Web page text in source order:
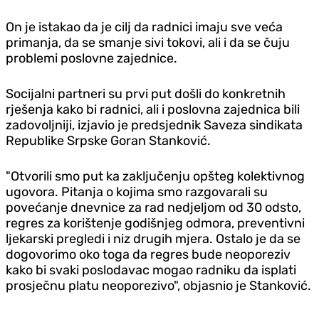
On je istakao da je cilj da radnici imaju sve veća
primanja, da se smanje sivi tokovi, ali i da se čuju
problemi poslovne zajednice.
Socijalni partneri su prvi put došli do konkretnih
rješenja kako bi radnici, ali i poslovna zajednica bili
zadovoljniji, izjavio je predsjednik Saveza sindikata
Republike Srpske Goran Stanković.
"Otvorili smo put ka zaključenju opšteg kolektivnog
ugovora. Pitanja o kojima smo razgovarali su
povećanje dnevnice za rad ned‌jeljom od 30 odsto,
regres za korištenje godišnjeg odmora, preventivni
ljekarski pregledi i niz drugih mjera. Ostalo je da se
dogovorimo oko toga da regres bude neoporeziv
kako bi svaki poslodavac mogao radniku da isplati
prosječnu platu neoporezivo", objasnio je Stanković.